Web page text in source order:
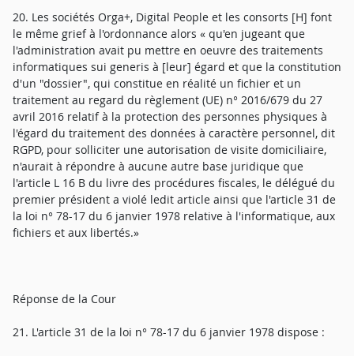
20. Les sociétés Orga+, Digital People et les consorts [H] font
le même grief à l'ordonnance alors « qu'en jugeant que
l'administration avait pu mettre en oeuvre des traitements
informatiques sui generis à [leur] égard et que la constitution
d'un "dossier", qui constitue en réalité un fichier et un
traitement au regard du règlement (UE) n° 2016/679 du 27
avril 2016 relatif à la protection des personnes physiques à
l'égard du traitement des données à caractère personnel, dit
RGPD, pour solliciter une autorisation de visite domiciliaire,
n'aurait à répondre à aucune autre base juridique que
l'article L 16 B du livre des procédures fiscales, le délégué du
premier président a violé ledit article ainsi que l'article 31 de
la loi n° 78-17 du 6 janvier 1978 relative à l'informatique, aux
fichiers et aux libertés.»
Réponse de la Cour
21. L'article 31 de la loi n° 78-17 du 6 janvier 1978 dispose :